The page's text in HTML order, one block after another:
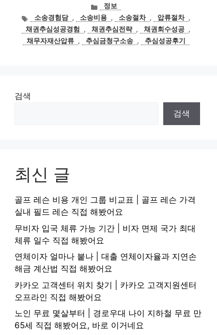
카
테
고
리
정보
태
그
소송경험담 , 소송비용 , 소송절차 , 압류절차 ,
채권추심성공경험
, 채권추심전략 , 채권회수성공 ,
채무자재산압류 , 추심금청구소송 , 추심성공후기
검색
검색
최신 글
골프 레슨 비용 개인 그룹 비교표 | 골프 레슨 가격
실내 필드 레슨 직접 해봤어요
무비자 입국 체류 가능 기간 | 비자 면제 국가 최대
체류 일수 직접 해봤어요
연체이자 얼마나 붙나 | 대출 연체이자율과 지연손
해금 계산법 직접 해봤어요
카카오 고객센터 위치 찾기 | 카카오 고객지원센터
오프라인 직접 해봤어요
노인 무료 몇살부터 | 경로우대 나이 지하철 무료 만
65세 직접 해봤어요, 바로 이거네요